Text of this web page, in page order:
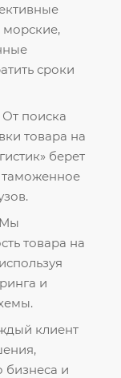
морские,
сроки
От поиска
товара на
берет
таможенное
товара на
и
клиент
бизнеса и